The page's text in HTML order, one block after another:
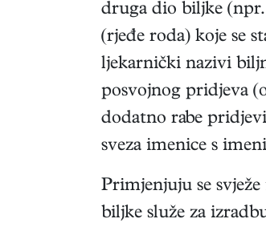
druga dio biljke (npr.
(rjeđe roda) koje se
ljekarnički nazivi
posvojnog pridjeva
dodatno rabe
sveza imenice s
Primjenjuju se
biljke služe za